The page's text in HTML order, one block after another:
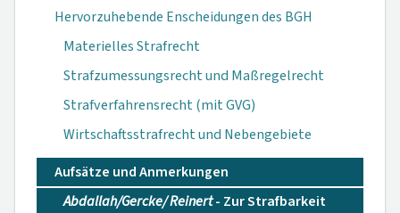
Hervorzuhebende Enscheidungen des BGH
Materielles Strafrecht
Strafzumessungsrecht und Maßregelrecht
Strafverfahrensrecht (mit GVG)
Wirtschaftsstrafrecht und Nebengebiete
Aufsätze und Anmerkungen
Abdallah/Gercke/ Reinert- Zur Straf­barkeit